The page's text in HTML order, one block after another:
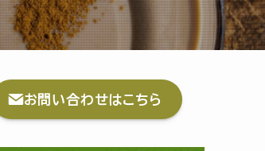
お問い合わせはこちら